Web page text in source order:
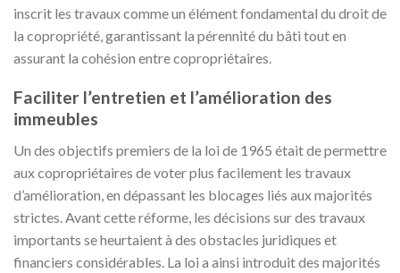
inscrit les travaux comme un élément fondamental du droit de
la copropriété, garantissant la pérennité du bâti tout en
assurant la cohésion entre copropriétaires.
Faciliter l’entretien et l’amélioration des
immeubles
Un des objectifs premiers de la loi de 1965 était de permettre
aux copropriétaires de voter plus facilement les travaux
d’amélioration, en dépassant les blocages liés aux majorités
strictes. Avant cette réforme, les décisions sur des travaux
importants se heurtaient à des obstacles juridiques et
financiers considérables. La loi a ainsi introduit des majorités